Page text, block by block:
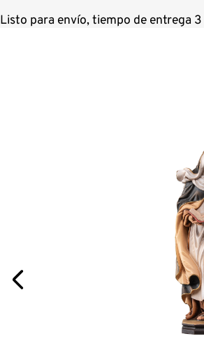
Listo para envío, tiempo de entrega 3